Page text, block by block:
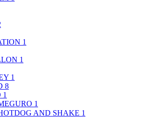
1
1
1
8
1
1
AND SHAKE 1